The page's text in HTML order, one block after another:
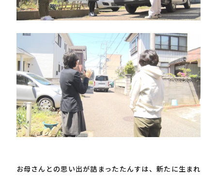
お母さんとの思い出が詰まったたんすは、新たに生まれ